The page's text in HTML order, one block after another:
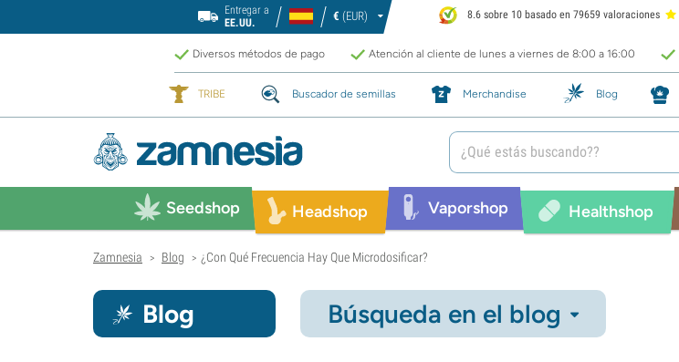
Entregar a
EE.UU.
€ (EUR) 8.6 sobre 10 basado en 79659 valoraciones
Diversos métodos de pago Atención al cliente de lunes a viernes de 8:00 a 16:00
TRIBE Buscador de semillas Merchandise Blog
Seedshop Headshop Vaporshop Healthshop
Zamnesia > Blog > ¿Con Qué Frecuencia Hay Que Microdosificar?
Blog Búsqueda en el blog